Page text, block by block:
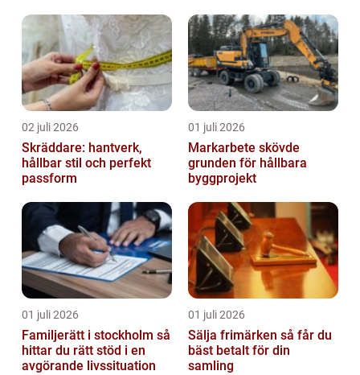
02 juli 2026
Skräddare: hantverk,
hållbar stil och perfekt
passform
01 juli 2026
Markarbete skövde
grunden för hållbara
byggprojekt
01 juli 2026
Familjerätt i stockholm så
hittar du rätt stöd i en
avgörande livssituation
01 juli 2026
Sälja frimärken så får du
bäst betalt för din
samling